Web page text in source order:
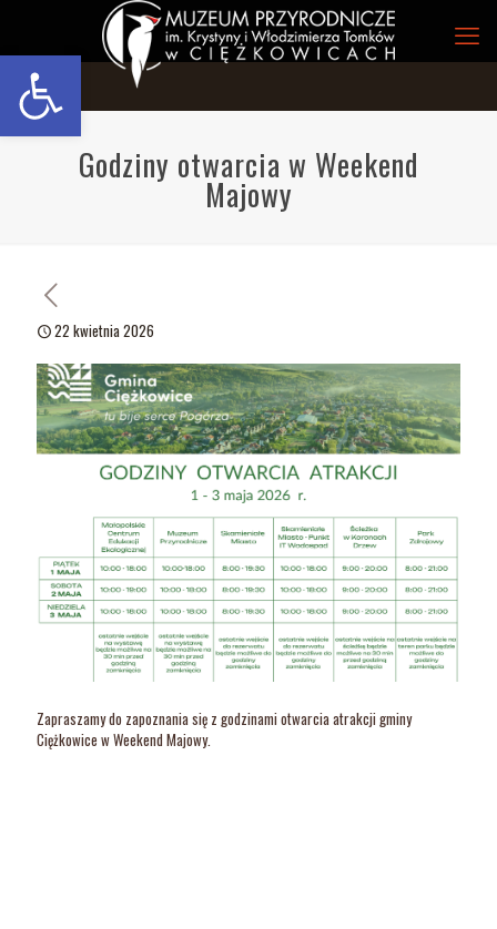
Open toolbar
Godziny otwarcia w Weekend
Majowy
22 kwietnia 2026
Zapraszamy do zapoznania się z godzinami otwarcia atrakcji gminy
Ciężkowice w Weekend Majowy.